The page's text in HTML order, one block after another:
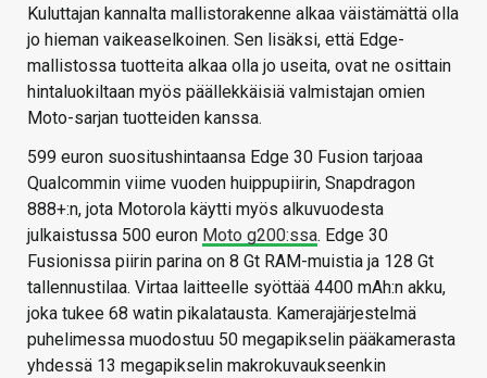
Kuluttajan kannalta mallistorakenne alkaa väistämättä olla
jo hieman vaikeaselkoinen. Sen lisäksi, että Edge-
mallistossa tuotteita alkaa olla jo useita, ovat ne osittain
hintaluokiltaan myös päällekkäisiä valmistajan omien
Moto-sarjan tuotteiden kanssa.
599 euron suositushintaansa Edge 30 Fusion tarjoaa
Qualcommin viime vuoden huippupiirin, Snapdragon
888+:n, jota Motorola käytti myös alkuvuodesta
julkaistussa 500 euron Moto g200:ssa. Edge 30
Fusionissa piirin parina on 8 Gt RAM-muistia ja 128 Gt
tallennustilaa. Virtaa laitteelle syöttää 4400 mAh:n akku,
joka tukee 68 watin pikalatausta. Kamerajärjestelmä
puhelimessa muodostuu 50 megapikselin pääkamerasta
yhdessä 13 megapikselin makrokuvaukseenkin